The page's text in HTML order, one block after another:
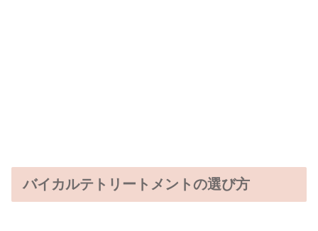
バイカルテトリートメントの選び方